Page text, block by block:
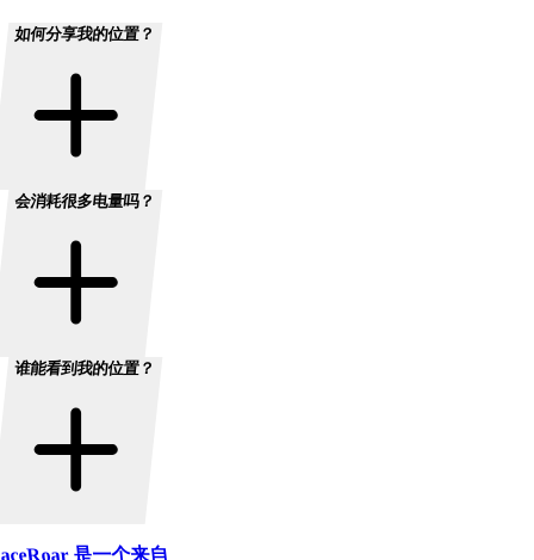
如何分享我的位置？
会消耗很多电量吗？
谁能看到我的位置？
是一个来自